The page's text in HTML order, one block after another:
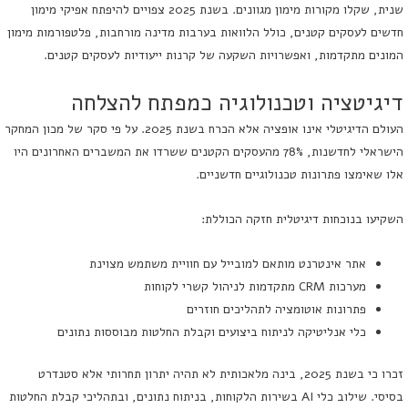
שנית, שקלו מקורות מימון מגוונים. בשנת 2025 צפויים להיפתח אפיקי מימון
חדשים לעסקים קטנים, כולל הלוואות בערבות מדינה מורחבות, פלטפורמות מימון
המונים מתקדמות, ואפשרויות השקעה של קרנות ייעודיות לעסקים קטנים.
דיגיטציה וטכנולוגיה כמפתח להצלחה
העולם הדיגיטלי אינו אופציה אלא הכרח בשנת 2025. על פי סקר של מכון המחקר
הישראלי לחדשנות, 78% מהעסקים הקטנים ששרדו את המשברים האחרונים היו
אלו שאימצו פתרונות טכנולוגיים חדשניים.
השקיעו בנוכחות דיגיטלית חזקה הכוללת:
אתר אינטרנט מותאם למובייל עם חוויית משתמש מצוינת
מערכות CRM מתקדמות לניהול קשרי לקוחות
פתרונות אוטומציה לתהליכים חוזרים
כלי אנליטיקה לניתוח ביצועים וקבלת החלטות מבוססות נתונים
זכרו כי בשנת 2025, בינה מלאכותית לא תהיה יתרון תחרותי אלא סטנדרט
בסיסי. שילוב כלי AI בשירות הלקוחות, בניתוח נתונים, ובתהליכי קבלת החלטות